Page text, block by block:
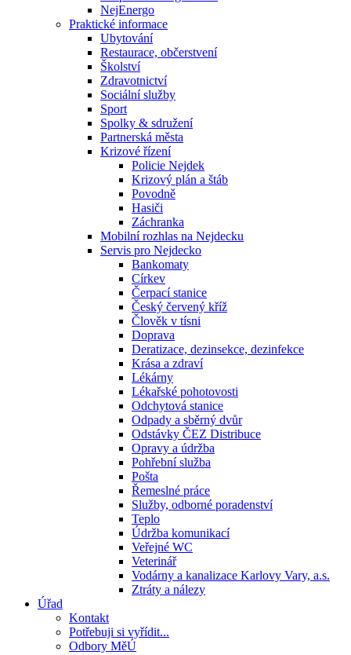
NejEnergo
Praktické informace
Ubytování
Restaurace, občerstvení
Školství
Zdravotnictví
Sociální služby
Sport
Spolky & sdružení
Partnerská města
Krizové řízení
Policie Nejdek
Krizový plán a štáb
Povodně
Hasiči
Záchranka
Mobilní rozhlas na Nejdecku
Servis pro Nejdecko
Bankomaty
Církev
Čerpací stanice
Český červený kříž
Člověk v tísni
Doprava
Deratizace, dezinsekce, dezinfekce
Krása a zdraví
Lékárny
Lékařské pohotovosti
Odchytová stanice
Odpady a sběrný dvůr
Odstávky ČEZ Distribuce
Opravy a údržba
Pohřební služba
Pošta
Řemeslné práce
Služby, odborné poradenství
Teplo
Údržba komunikací
Veřejné WC
Veterinář
Vodárny a kanalizace Karlovy Vary, a.s.
Ztráty a nálezy
Úřad
Kontakt
Potřebuji si vyřídit...
Odbory MěÚ